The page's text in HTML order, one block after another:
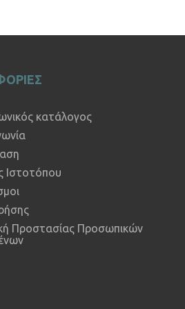
κατάλογος
Ιστοτόπου
Προστασίας Προσωπικών